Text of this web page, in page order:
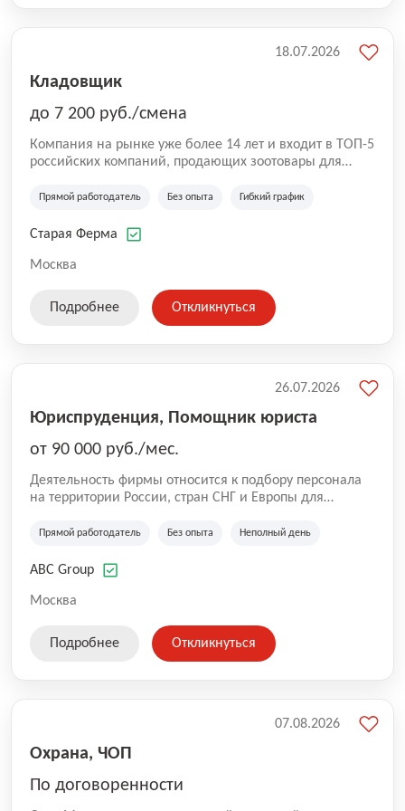
Кладовщик
до 7 200 руб./смена
Компания на рынке уже более 14 лет и входит в ТОП-5
российских компаний, продающих зоотовары для
компания владеет 5 розничными магазинами, а также
России (Wildberries, Ozon, Яндекс. Маркет и
на глобальной доставке товаров по всей территории
SKU, премиальные бренды кормов и собственные
Прямой работодатель Без опыта Гибкий график
Старая Ферма
Москва
18.07.2026
Подробнее Откликнуться
Юриспруденция, Помощник юриста
от 90 000 руб./мес.
Деятельность фирмы относится к подбору персонала
на территории России, стран СНГ и Европы для
культуре и развлечениям, информационным
Прямой работодатель Без опыта Неполный день
ABC Group
Москва
26.07.2026
Подробнее Откликнуться
Охрана, ЧОП
По договоренности
07.08.2026